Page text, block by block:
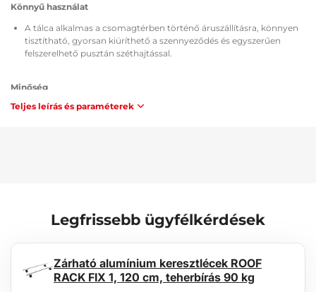
Könnyű használat
A tálca alkalmas a csomagtérben történő áruszállításra, könnyen
tisztítható, gyorsan kiüríthető a szennyeződés és egyszerűen
felszerelhető pusztán széthajtással.
Minőség
Minden csomagtértálcához mellékelve van a TÜV Süd Czech
A tálca könnyen mosható, szabványos karbantartásra tervezett,
a járművön kívül például kerti slaggal.
Teljes leírás és paraméterek
Legfrissebb ügyfélkérdések
Zárható alumínium keresztlécek ROOF
RACK FIX 1, 120 cm, teherbírás 90 kg